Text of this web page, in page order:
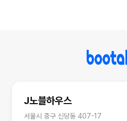
J노블하우스
서울시 중구 신당동 407-17